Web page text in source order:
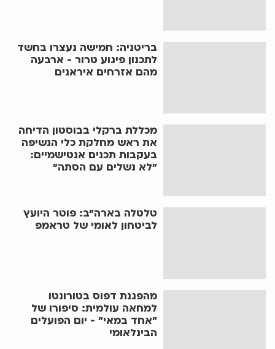
בריטניה: חמישה נעצרו בחשד
לתכנון פיגוע טרור - ארבעה
מהם אזרחים איראנים
מכללת ברקלי בבוסטון הדיחה
את ראש מחלקת כלי הנשיפה
בעקבות תכנים אנטישמיים:
"לא נשלים עם הסתה"
טלטלה בארה"ב: פוטר היועץ
לביטחון לאומי של טראמפ
מהפגנת דפוס בטורונטו
למחאה עולמית: סיפורו של
"אחד במאי" - יום הפועלים
הבינלאומי